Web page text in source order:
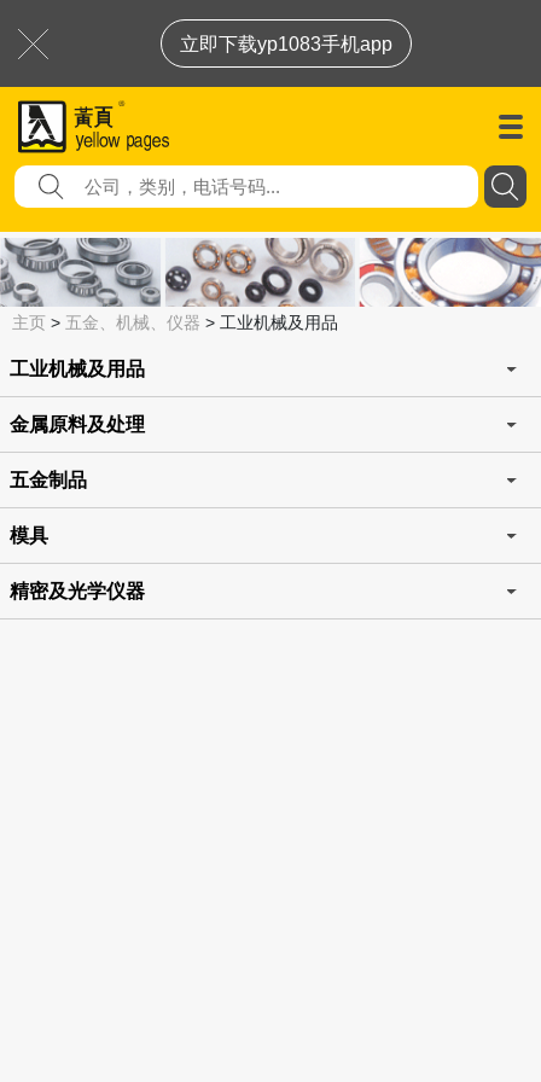
立即下载yp1083手机app
主页 > 五金、机械、仪器 > 工业机械及用品
工业机械及用品
金属原料及处理
五金制品
模具
精密及光学仪器